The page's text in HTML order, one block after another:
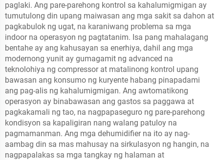
paglaki. Ang pare-parehong kontrol sa kahalumigmigan ay
tumutulong din upang maiwasan ang mga sakit sa dahon at
pagkabulok ng ugat, na karaniwang problema sa mga
indoor na operasyon ng pagtatanim. Isa pang mahalagang
bentahe ay ang kahusayan sa enerhiya, dahil ang mga
modernong yunit ay gumagamit ng advanced na
teknolohiya ng compressor at matalinong kontrol upang
bawasan ang konsumo ng kuryente habang pinapadami
ang pag-alis ng kahalumigmigan. Ang awtomatikong
operasyon ay binabawasan ang gastos sa paggawa at
pagkakamali ng tao, na nagpapaseguro ng pare-parehong
kondisyon sa kapaligiran nang walang patuloy na
pagmamanman. Ang mga dehumidifier na ito ay nag-
aambag din sa mas mahusay na sirkulasyon ng hangin, na
nagpapalakas sa mga tangkay ng halaman at